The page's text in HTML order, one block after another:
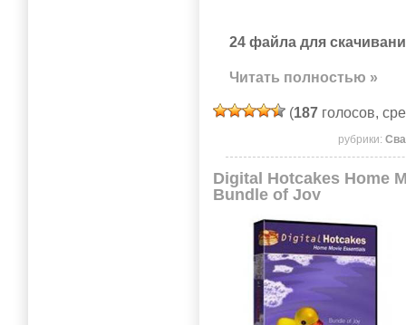
24 файла для
Читать полностью »
(187 голосов,
рубрики:
Digital Hotcakes Home
Bundle of Joy